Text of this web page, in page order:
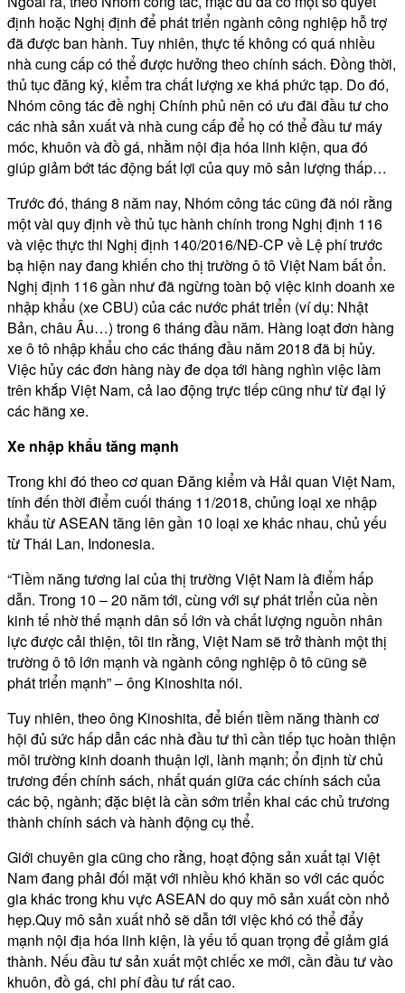
định hoặc Nghị định để phát triển ngành công nghiệp hỗ trợ
đã được ban hành. Tuy nhiên, thực tế không có quá nhiều
nhà cung cấp có thể được hưởng theo chính sách. Đồng thời,
thủ tục đăng ký, kiểm tra chất lượng xe khá phức tạp. Do đó,
Nhóm công tác đề nghị Chính phủ nên có ưu đãi đầu tư cho
các nhà sản xuất và nhà cung cấp để họ có thể đầu tư máy
móc, khuôn và đồ gá, nhằm nội địa hóa linh kiện, qua đó
giúp giảm bớt tác động bất lợi của quy mô sản lượng thấp…
Trước đó, tháng 8 năm nay, Nhóm công tác cũng đã nói rằng
một vài quy định về thủ tục hành chính trong Nghị định 116
và việc thực thi Nghị định 140/2016/NĐ-CP về Lệ phí trước
bạ hiện nay đang khiến cho thị trường ô tô Việt Nam bất ổn.
Nghị định 116 gần như đã ngừng toàn bộ việc kinh doanh xe
nhập khẩu (xe CBU) của các nước phát triển (ví dụ: Nhật
Bản, châu Âu…) trong 6 tháng đầu năm. Hàng loạt đơn hàng
xe ô tô nhập khẩu cho các tháng đầu năm 2018 đã bị hủy.
Việc hủy các đơn hàng này đe dọa tới hàng nghìn việc làm
trên khắp Việt Nam, cả lao động trực tiếp cũng như từ đại lý
các hãng xe.
Xe nhập khẩu tăng mạnh
Trong khi đó theo cơ quan Đăng kiểm và Hải quan Việt Nam,
tính đến thời điểm cuối tháng 11/2018, chủng loại xe nhập
khẩu từ ASEAN tăng lên gần 10 loại xe khác nhau, chủ yếu
từ Thái Lan, Indonesia.
“Tiềm năng tương lai của thị trường Việt Nam là điểm hấp
dẫn. Trong 10 – 20 năm tới, cùng với sự phát triển của nền
kinh tế nhờ thế mạnh dân số lớn và chất lượng nguồn nhân
lực được cải thiện, tôi tin rằng, Việt Nam sẽ trở thành một thị
trường ô tô lớn mạnh và ngành công nghiệp ô tô cũng sẽ
phát triển mạnh” – ông Kinoshita nói.
Tuy nhiên, theo ông Kinoshita, để biến tiềm năng thành cơ
hội đủ sức hấp dẫn các nhà đầu tư thì cần tiếp tục hoàn thiện
môi trường kinh doanh thuận lợi, lành mạnh; ổn định từ chủ
trương đến chính sách, nhất quán giữa các chính sách của
các bộ, ngành; đặc biệt là cần sớm triển khai các chủ trương
thành chính sách và hành động cụ thể.
Giới chuyên gia cũng cho rằng, hoạt động sản xuất tại Việt
Nam đang phải đối mặt với nhiều khó khăn so với các quốc
gia khác trong khu vực ASEAN do quy mô sản xuất còn nhỏ
hẹp.Quy mô sản xuất nhỏ sẽ dẫn tới việc khó có thể đẩy
mạnh nội địa hóa linh kiện, là yếu tố quan trọng để giảm giá
thành. Nếu đầu tư sản xuất một chiếc xe mới, cần đầu tư vào
khuôn, đồ gá, chi phí đầu tư rất cao.